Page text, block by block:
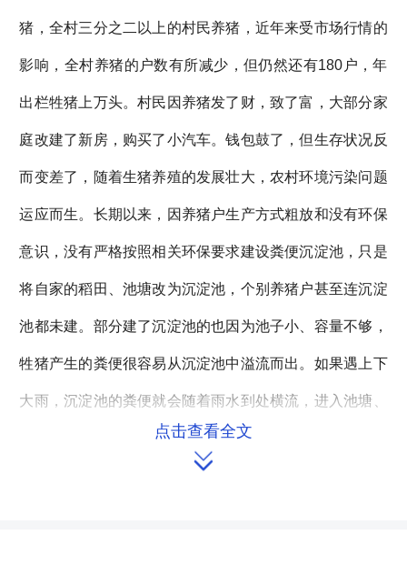
猪，全村三分之二以上的村民养猪，近年来受市场行情的
影响，全村养猪的户数有所减少，但仍然还有180户，年
出栏牲猪上万头。村民因养猪发了财，致了富，大部分家
庭改建了新房，购买了小汽车。钱包鼓了，但生存状况反
而变差了，随着生猪养殖的发展壮大，农村环境污染问题
运应而生。长期以来，因养猪户生产方式粗放和没有环保
意识，没有严格按照相关环保要求建设粪便沉淀池，只是
将自家的稻田、池塘改为沉淀池，个别养猪户甚至连沉淀
池都未建。部分建了沉淀池的也因为池子小、容量不够，
牲猪产生的粪便很容易从沉淀池中溢流而出。如果遇上下
大雨，沉淀池的粪便就会随着雨水到处横流，进入池塘、
水井、河流和稻田中造成大面积污染。村支书张泽产告诉
调研组，目前该村井水全部污染，也无法饮用，村民饮水
点击查看全文
